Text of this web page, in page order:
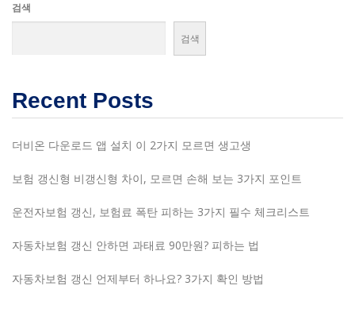
검색
검색
Recent Posts
더비온 다운로드 앱 설치 이 2가지 모르면 생고생
보험 갱신형 비갱신형 차이, 모르면 손해 보는 3가지 포인트
운전자보험 갱신, 보험료 폭탄 피하는 3가지 필수 체크리스트
자동차보험 갱신 안하면 과태료 90만원? 피하는 법
자동차보험 갱신 언제부터 하나요? 3가지 확인 방법